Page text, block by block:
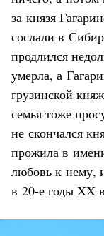
за князя
сослали в
продлился
умерла, а
грузинской
семья тоже
не скончался
прожила в
любовь к нему,
в 20-е годы XX